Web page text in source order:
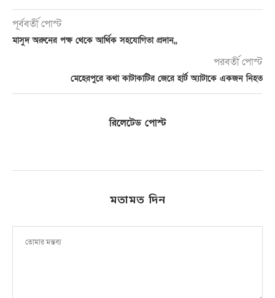
পূর্ববর্তী পোস্ট
মাসুদ অরুনের পক্ষ থেকে আর্থিক সহযোগিতা প্রদান,,
পরবর্তী পোস্ট
মেহেরপুরে কথা কাটাকাটির জেরে হার্ট অ্যাটাকে একজন নিহত
রিলেটেড পোস্ট
মতামত দিন